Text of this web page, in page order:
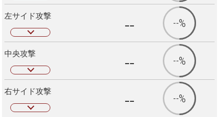
左サイド攻撃 -- --%
中央攻撃 -- --%
右サイド攻撃 -- --%